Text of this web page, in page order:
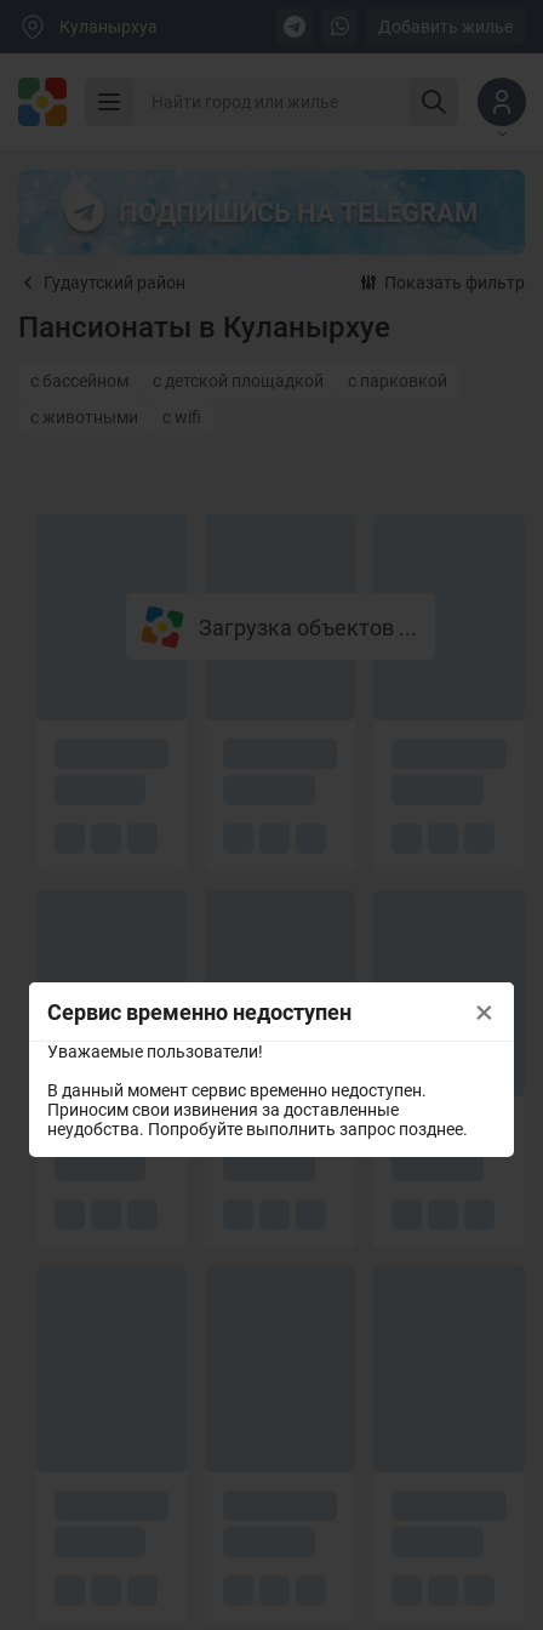
Сервис временно недоступен
Уважаемые пользователи!
В данный момент сервис временно недоступен.
Приносим свои извинения за доставленные
неудобства. Попробуйте выполнить запрос позднее.
×
Куланырхуа Добавить жилье
ПОДПИШИСЬ НА TELEGRAM
Гудаутский район Показать фильтр
Пансионаты в Куланырхуе
с бассейном с детской площадкой
с парковкой
с животными
с wifi
Загрузка объектов ...